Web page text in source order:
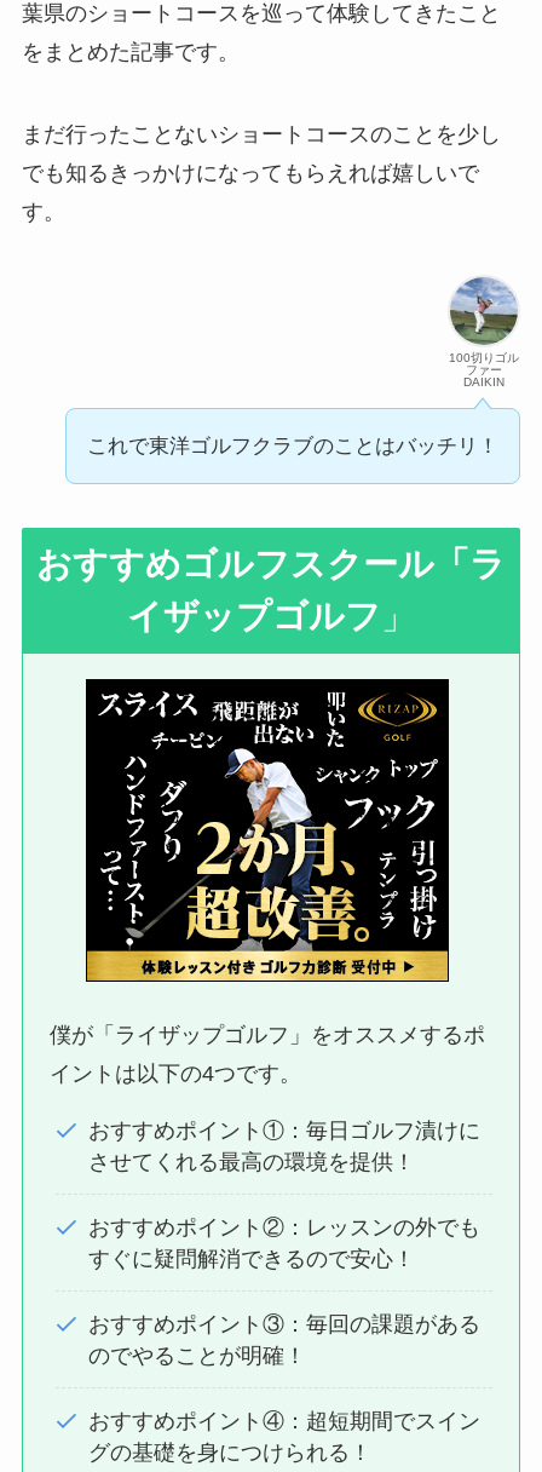
葉県のショートコースを巡って体験してきたこと
をまとめた記事です。
まだ行ったことないショートコースのことを少し
でも知るきっかけになってもらえれば嬉しいで
す。
100切りゴル
ファー
DAIKIN
これで東洋ゴルフクラブのことはバッチリ！
おすすめゴルフスクール 「ラ
イザップゴルフ 」
僕が「ライザップゴルフ」をオススメするポ
イントは以下の4つです。
おすすめポイント①：毎日ゴルフ漬けに
させてくれる最高の環境を提供！
おすすめポイント②：レッスンの外でも
すぐに疑問解消できるので安心！
おすすめポイント③：毎回の課題がある
のでやることが明確！
おすすめポイント④：超短期間でスイン
グの基礎を身につけられる！